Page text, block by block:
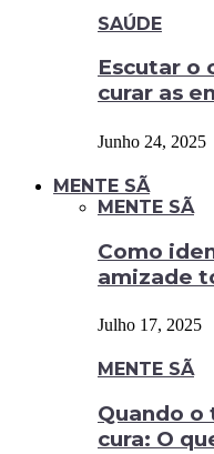
SAÚDE
Escutar o
curar as
Junho 24, 2025
MENTE SÃ
MENTE SÃ
Como
amizade
Julho 17, 2025
MENTE SÃ
Quando o
cura: O